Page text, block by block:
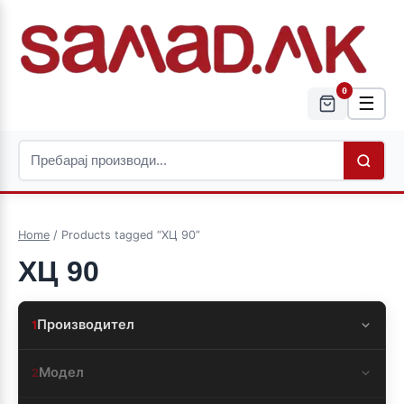
0
☰
Home / Products tagged “ХЦ 90”
ХЦ 90
1Производител
2Модел